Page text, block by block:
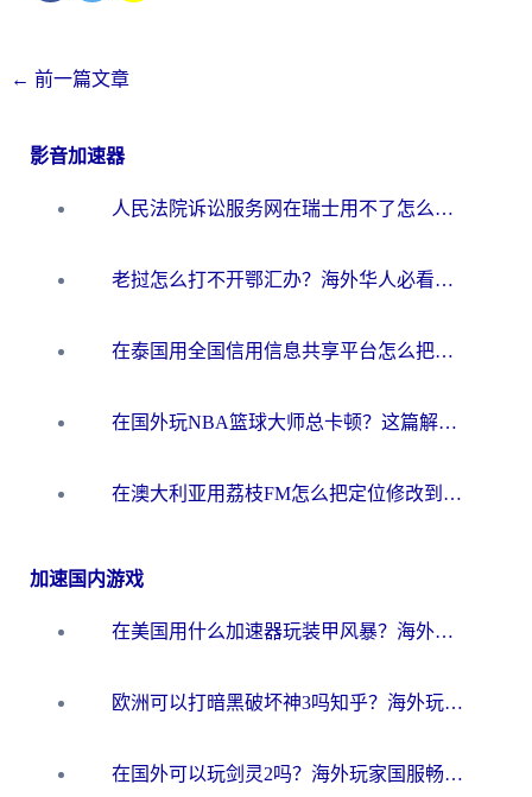
← 前一篇文章
影音加速器
人民法院诉讼服务网在瑞士用不了怎么办？海外华人必备的回国加速指南
老挝怎么打不开鄂汇办？海外华人必看的回国加速全攻略（附欧洲杯小说流畅技巧）
在泰国用全国信用信息共享平台怎么把定位修改到中国国内？海外党解决国内服务访问难题的实用指南
在国外玩NBA篮球大师总卡顿？这篇解决你所有海外看国内内容的烦恼
在澳大利亚用荔枝FM怎么把定位修改到中国国内？海外华人必看的内容访问指南
加速国内游戏
在美国用什么加速器玩装甲风暴？海外玩家亲测有效的国服游戏加速指南
欧洲可以打暗黑破坏神3吗知乎？海外玩家国服游戏加速终极指南
在国外可以玩剑灵2吗？海外玩家国服畅玩终极指南（附永恒之塔明日方舟加速方案）